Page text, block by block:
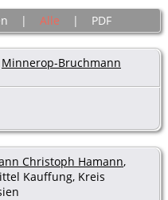
| Alle | PDF
Minnerop-Bruchmann
Christoph Hamann,
Kauffung, Kreis